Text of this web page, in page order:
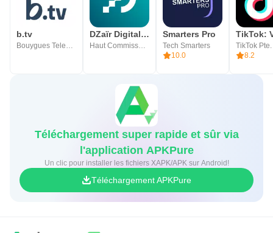
b.tv
Bouygues Telecom
DZaïr Digital Services
Haut Commissariat à la Numérisation
Smarters Pro
Tech Smarters
10.0
TikTok
8.2
Téléchargement super rapide et sûr via
l'application APKPure
Un clic pour installer les fichiers XAPK/APK sur Android!
Téléchargement APKPure